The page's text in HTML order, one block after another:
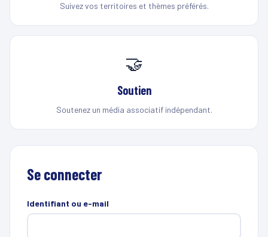
Suivez vos territoires et thèmes préférés.
🤝
Soutien
Soutenez un média associatif indépendant.
Se connecter
Identifiant ou e-mail